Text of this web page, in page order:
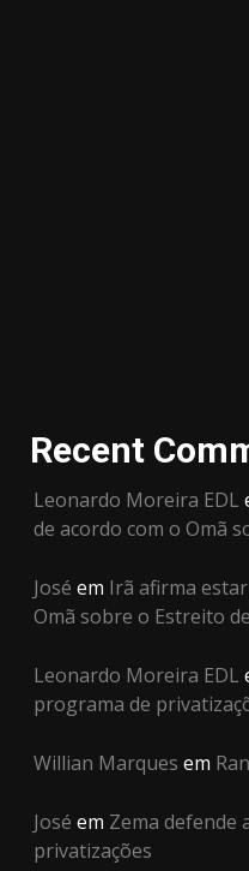
Recent
Leonardo Moreira EDL
de acordo com o Omã
José em Irã afirma
Omã sobre o Estreito
Leonardo Moreira EDL
programa de
Willian Marques em
José em Zema defende
privatizações